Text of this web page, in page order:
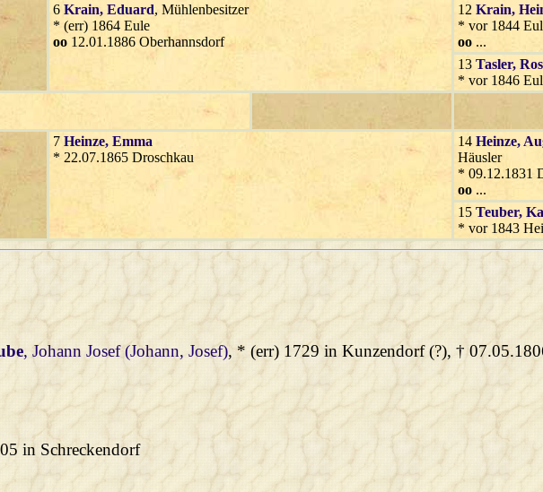
6 Krain, Eduard, Mühlenbesitzer
* (err) 1864 Eule
oo 12.01.1886 Oberhannsdorf
12 Krain,
* vor 1844
oo ...
13 Tasler,
* vor 1846
7 Heinze, Emma
* 22.07.1865 Droschkau
14 Heinze,
Häusler
* 09.12.1831
oo ...
15 Teuber,
* vor 1843
, Johann Josef (Johann, Josef), * (err) 1729 in Kunzendorf (?), †
in Schreckendorf